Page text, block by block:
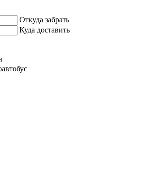
Откуда забрать
Куда доставить